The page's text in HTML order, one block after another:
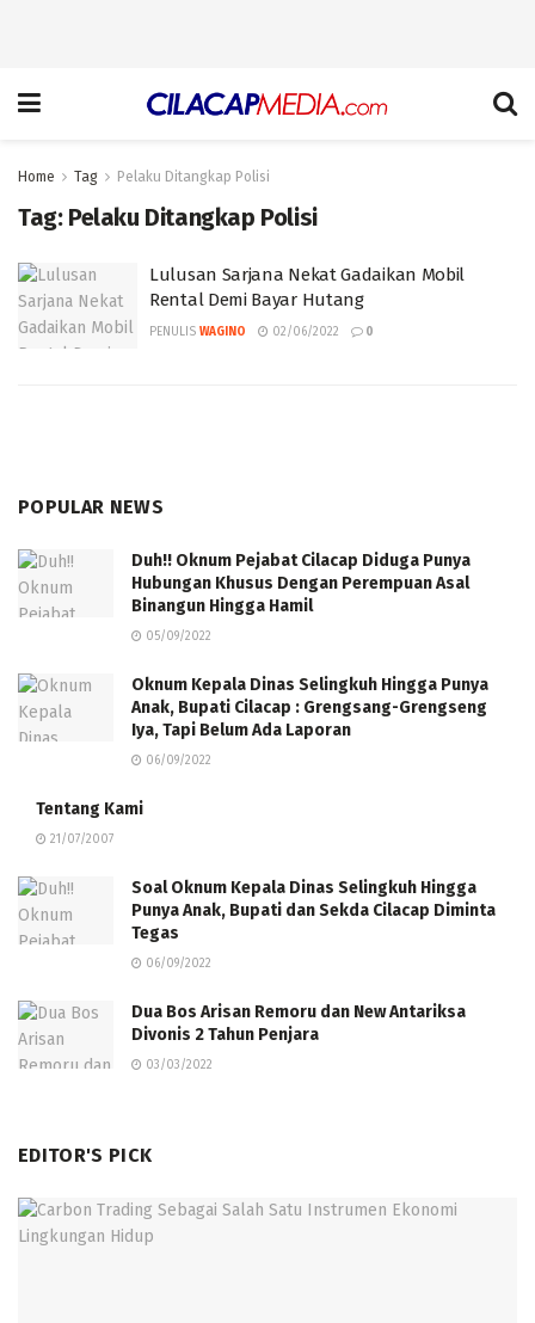
Home Tag Pelaku Ditangkap Polisi
Tag: Pelaku Ditangkap Polisi
Lulusan Sarjana Nekat Gadaikan Mobil
Rental Demi Bayar Hutang
PENULIS WAGINO 02/06/2022 0
POPULAR NEWS
Duh!! Oknum Pejabat Cilacap Diduga Punya
Hubungan Khusus Dengan Perempuan Asal
Binangun Hingga Hamil
05/09/2022
Oknum Kepala Dinas Selingkuh Hingga Punya
Anak, Bupati Cilacap : Grengsang-Grengseng
Iya, Tapi Belum Ada Laporan
06/09/2022
Tentang Kami
21/07/2007
Soal Oknum Kepala Dinas Selingkuh Hingga
Punya Anak, Bupati dan Sekda Cilacap Diminta
Tegas
06/09/2022
Dua Bos Arisan Remoru dan New Antariksa
Divonis 2 Tahun Penjara
03/03/2022
EDITOR'S PICK